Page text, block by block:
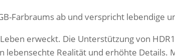
Farbraums ab und verspricht lebendige
erweckt. Die Unterstützung von
lebensechte Realität und erhöhte Details.